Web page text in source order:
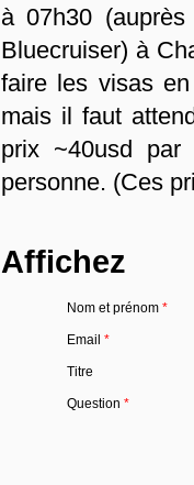
à 07h30
Bluecruiser) à
faire les visas
mais il faut
prix ~40usd par
personne. (Ces
Affichez
Nom et prénom *
Email *
Titre
Question *